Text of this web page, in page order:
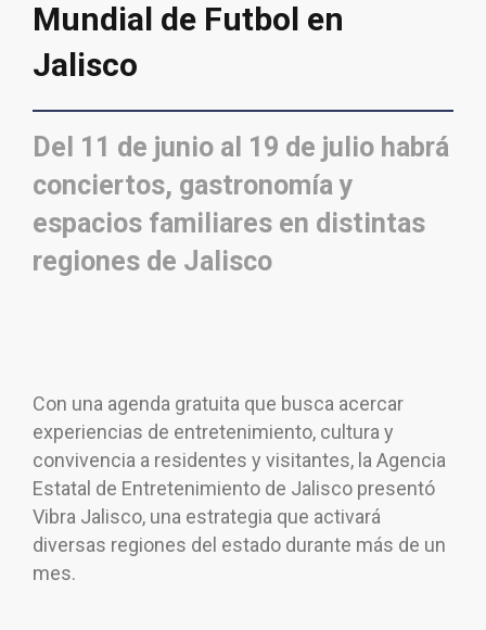
Mundial de Futbol en
Jalisco
Del 11 de junio al 19 de julio habrá
conciertos, gastronomía y
espacios familiares en distintas
regiones de Jalisco
Con una agenda gratuita que busca acercar
experiencias de entretenimiento, cultura y
convivencia a residentes y visitantes, la Agencia
Estatal de Entretenimiento de Jalisco presentó
Vibra Jalisco, una estrategia que activará
diversas regiones del estado durante más de un
mes.